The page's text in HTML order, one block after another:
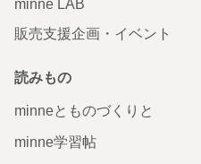
minne LAB
販売支援企画・イベント
読みもの
minneとものづくりと
minne学習帖